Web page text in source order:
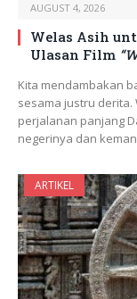
AUGUST 4, 2026
Welas Asih
Ulasan Film
Kita mendambakan
sesama justru
perjalanan panjang
negerinya dan
ARTIKEL